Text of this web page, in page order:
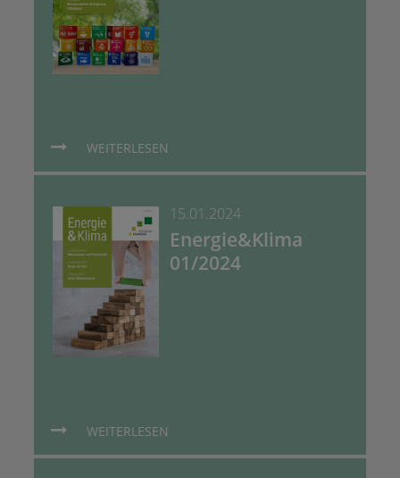
WEITERLESEN
15.01.2024
Energie&Klima
01/2024
WEITERLESEN